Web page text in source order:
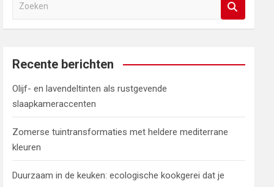
e
e
Recente berichten
Olijf- en lavendeltinten als rustgevende
slaapkameraccenten
Zomerse tuintransformaties met heldere mediterrane
kleuren
Duurzaam in de keuken: ecologische kookgerei dat je